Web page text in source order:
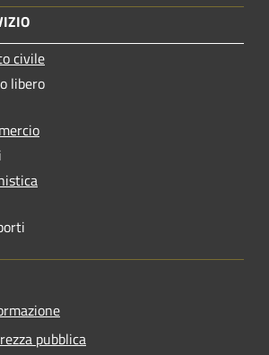
civile
libero
pubblica